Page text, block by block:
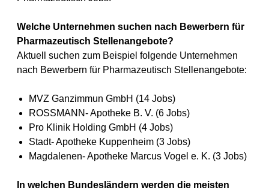
Welche Unternehmen suchen nach Bewerbern für
Pharmazeutisch Stellenangebote?
Aktuell suchen zum Beispiel folgende Unternehmen
nach Bewerbern für Pharmazeutisch Stellenangebote:
MVZ Ganzimmun GmbH (14 Jobs)
ROSSMANN- Apotheke B. V. (6 Jobs)
Pro Klinik Holding GmbH (4 Jobs)
Stadt- Apotheke Kuppenheim (3 Jobs)
Magdalenen- Apotheke Marcus Vogel e. K. (3 Jobs)
In welchen Bundesländern werden die meisten